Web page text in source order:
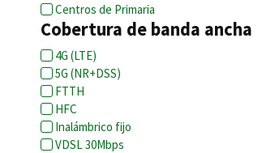
Centros de Primaria
Cobertura de banda ancha
4G (LTE)
5G (NR+DSS)
FTTH
HFC
Inalámbrico fijo
VDSL 30Mbps